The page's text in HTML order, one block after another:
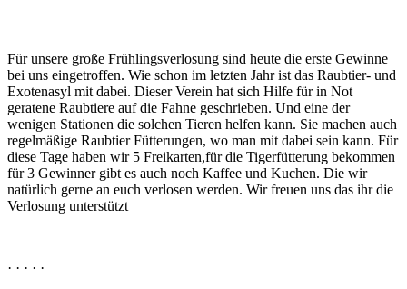
Für unsere große Frühlingsverlosung sind heute die erste Gewinne
bei uns eingetroffen. Wie schon im letzten Jahr ist das Raubtier- und
Exotenasyl mit dabei. Dieser Verein hat sich Hilfe für in Not
geratene Raubtiere auf die Fahne geschrieben. Und eine der
wenigen Stationen die solchen Tieren helfen kann. Sie machen auch
regelmäßige Raubtier Fütterungen, wo man mit dabei sein kann. Für
diese Tage haben wir 5 Freikarten,für die Tigerfütterung bekommen
für 3 Gewinner gibt es auch noch Kaffee und Kuchen. Die wir
natürlich gerne an euch verlosen werden. Wir freuen uns das ihr die
Verlosung unterstützt
· · · · ·